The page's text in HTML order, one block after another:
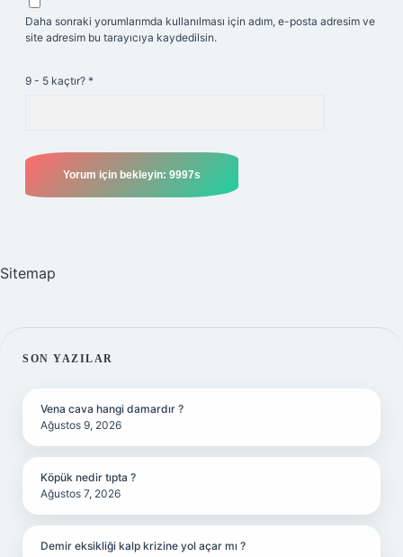
Daha sonraki yorumlarımda kullanılması için adım, e-posta adresim ve
site adresim bu tarayıcıya kaydedilsin.
9 - 5 kaçtır? *
Sitemap
SIDEBAR
SON YAZILAR
Vena cava hangi damardır ?
Ağustos 9, 2026
Köpük nedir tıpta ?
Ağustos 7, 2026
Demir eksikliği kalp krizine yol açar mı ?